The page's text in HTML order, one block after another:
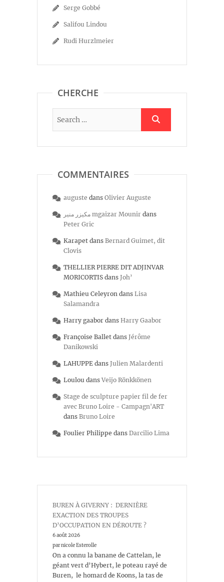
Serge Gobbé
Salifou Lindou
Rudi Hurzlmeier
CHERCHE
COMMENTAIRES
auguste dans Olivier Auguste
مكيزر منير mgaizar Mounir dans
Peter Gric
Karapet dans Bernard Guimet, dit
Clovis
THELLIER PIERRE DIT ADJINVAR
MORICORTIS dans Joh’
Mathieu Celeyron dans Lisa
Salamandra
Harry gaabor dans Harry Gaabor
Françoise Ballet dans Jérôme
Danikowski
LAHUPPE dans Julien Malardenti
Loulou dans Veijo Rönkkönen
Stage de sculpture papier fil de fer
avec Bruno Loire - Campagn'ART
dans Bruno Loire
Foulier Philippe dans Darcilio Lima
BUREN À GIVERNY : DERNIÈRE
EXACTION DES TROUPES
D’OCCUPATION EN DÉROUTE ?
6 août 2026
par nicole Esterolle
On a connu la banane de Cattelan, le
géant vert d’Hybert, le poteau rayé de
Buren, le homard de Koons, la tas de